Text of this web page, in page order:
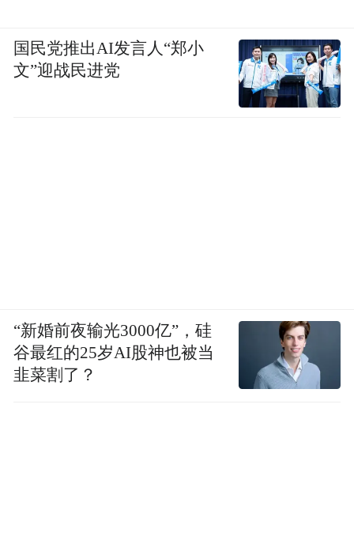
国民党推出AI发言人“郑小
文”迎战民进党
“新婚前夜输光3000亿”，硅
谷最红的25岁AI股神也被当
韭菜割了？